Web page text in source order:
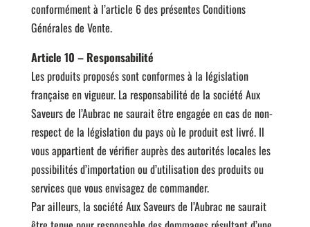
conformément à l’article 6 des présentes Conditions
Générales de Vente.
Article 10 – Responsabilité
Les produits proposés sont conformes à la législation
française en vigueur. La responsabilité de la société Aux
Saveurs de l’Aubrac ne saurait être engagée en cas de non-
respect de la législation du pays où le produit est livré. Il
vous appartient de vérifier auprès des autorités locales les
possibilités d’importation ou d’utilisation des produits ou
services que vous envisagez de commander.
Par ailleurs, la société Aux Saveurs de l’Aubrac ne saurait